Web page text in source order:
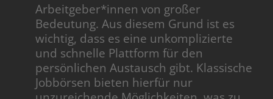
Arbeitgeber*innen von großer
Bedeutung. Aus diesem Grund ist es
wichtig, dass es eine unkomplizierte
und schnelle Plattform für den
persönlichen Austausch gibt. Klassische
Jobbörsen bieten hierfür nur